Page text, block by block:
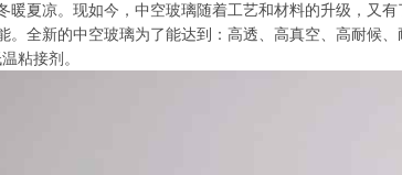
夏凉。现如今，中空玻璃随着工艺和材料的升级，又
全新的中空玻璃为了能达到：高透、高真空、高耐候、
粘接剂。